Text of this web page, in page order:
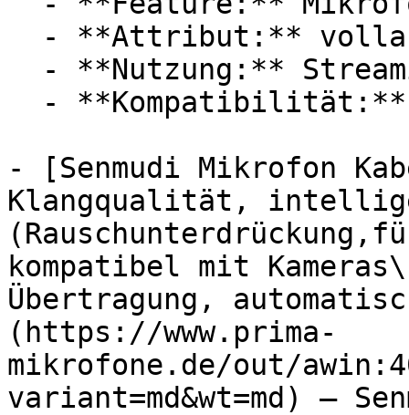
- [Senmudi Mikrofon
Klangqualität,
kompatibel mit
Übertragung,
(https://www.prima-
mikrofone.de/out/
variant=md&wt=md) —